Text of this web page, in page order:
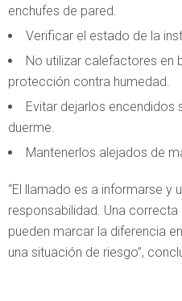
enchufes de pared.
Verificar el estado de la
No utilizar calefactores en
protección contra humedad.
Evitar dejarlos encendidos
duerme.
Mantenerlos alejados de
“El llamado es a informarse y
responsabilidad. Una
pueden marcar la diferencia
una situación de riesgo”,